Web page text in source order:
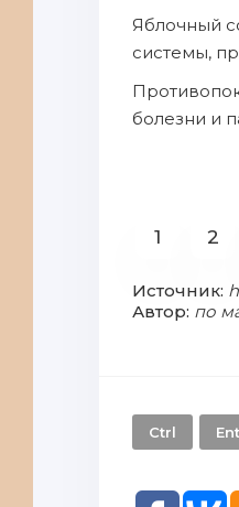
Яблочный
системы,
болезни и
1 2
Источник:
Автор: по
Ctrl